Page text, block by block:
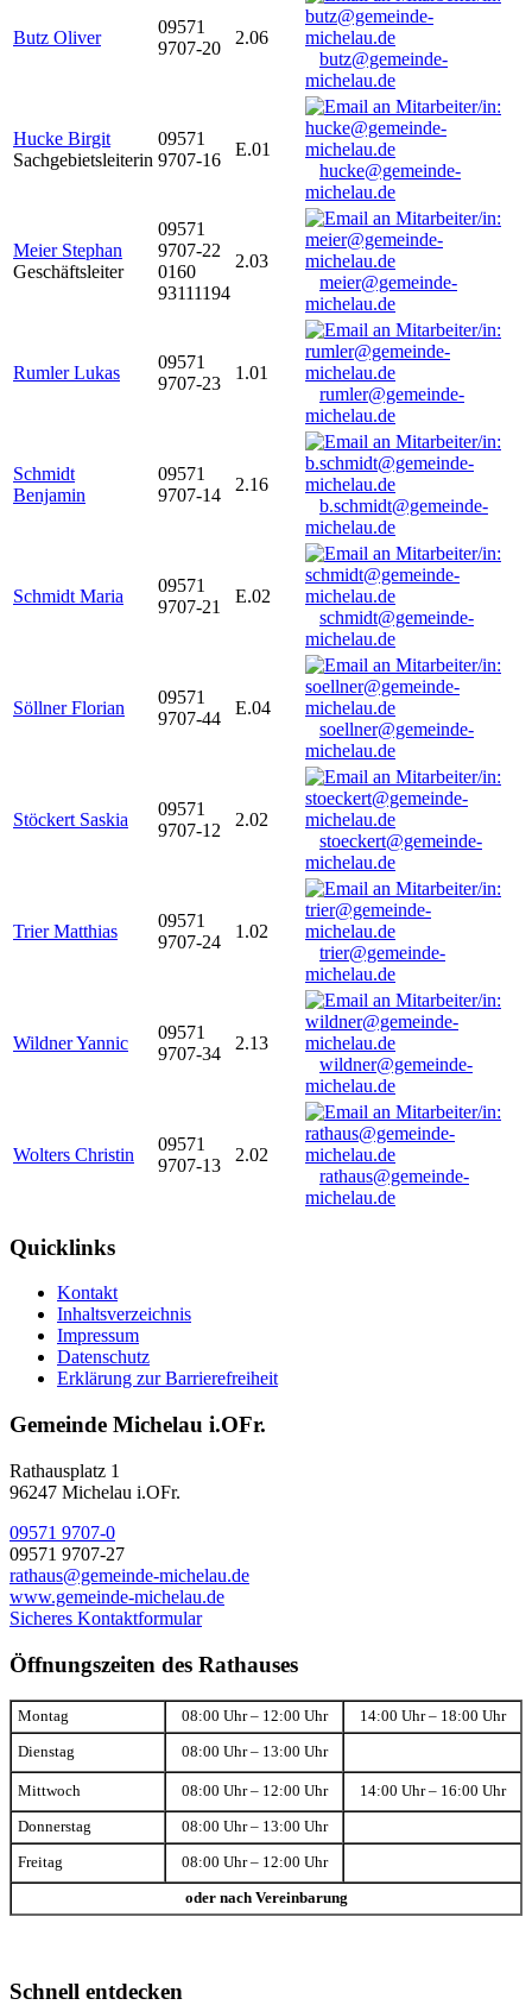
Butz Oliver
09571
9707-20
2.06
butz@gemeinde-
michelau.de
Hucke Birgit
Sachgebietsleiterin
09571
9707-16
E.01
hucke@gemeinde-
michelau.de
Meier Stephan
Geschäftsleiter
09571
9707-22
0160
93111194
2.03
meier@gemeinde-
michelau.de
Rumler Lukas
09571
9707-23
1.01
rumler@gemeinde-
michelau.de
Schmidt
Benjamin
09571
9707-14
2.16
b.schmidt@gemeinde-
michelau.de
Schmidt Maria
09571
9707-21
E.02
schmidt@gemeinde-
michelau.de
Söllner Florian
09571
9707-44
E.04
soellner@gemeinde-
michelau.de
Stöckert Saskia
09571
9707-12
2.02
stoeckert@gemeinde-
michelau.de
Trier Matthias
09571
9707-24
1.02
trier@gemeinde-
michelau.de
Wildner Yannic
09571
9707-34
2.13
wildner@gemeinde-
michelau.de
Wolters Christin
09571
9707-13
2.02
rathaus@gemeinde-
michelau.de
Quicklinks
Kontakt
Inhaltsverzeichnis
Impressum
Datenschutz
Erklärung zur Barrierefreiheit
Gemeinde Michelau i.OFr.
Rathausplatz 1
96247 Michelau i.OFr.
09571 9707-0
09571 9707-27
rathaus@gemeinde-michelau.de
www.gemeinde-michelau.de
Sicheres Kontaktformular
Öffnungszeiten des Rathauses
Montag 08:00 Uhr – 12:00 Uhr 14:00 Uhr – 18:00 Uhr
Dienstag 08:00 Uhr – 13:00 Uhr
Mittwoch 08:00 Uhr – 12:00 Uhr 14:00 Uhr – 16:00 Uhr
Donnerstag 08:00 Uhr – 13:00 Uhr
Freitag 08:00 Uhr – 12:00 Uhr
oder nach Vereinbarung
Schnell entdecken